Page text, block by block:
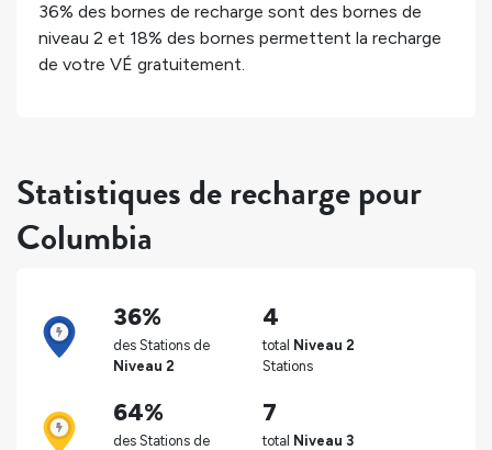
36% des bornes de recharge sont des bornes de
niveau 2 et 18% des bornes permettent la recharge
de votre VÉ gratuitement.
Statistiques de recharge pour
Columbia
36%
des Stations de
Niveau 2
4
total Niveau 2
Stations
64%
des Stations de
7
total Niveau 3